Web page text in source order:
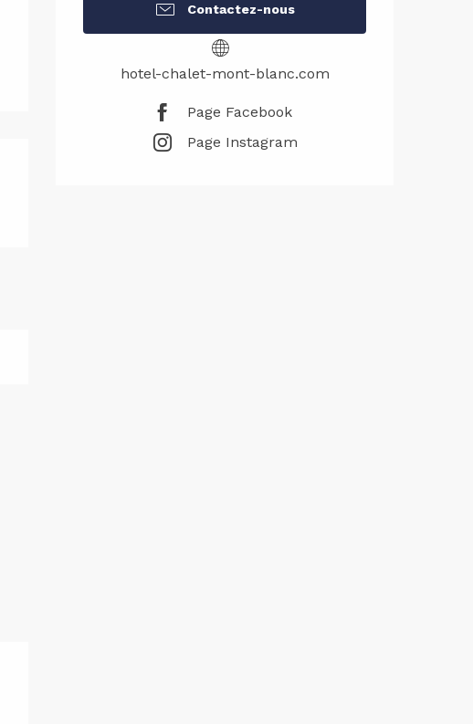
Contactez-nous
hotel-chalet-mont-blanc.com
Page Facebook
Page Instagram